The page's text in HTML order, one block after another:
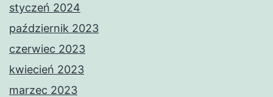
styczeń 2024
październik 2023
czerwiec 2023
kwiecień 2023
marzec 2023